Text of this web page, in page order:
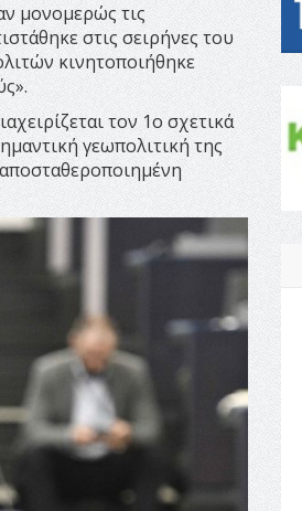
μονομερώς τις
στις σειρήνες του
κινητοποιήθηκε
τον 1ο σχετικά
γεωπολιτική της